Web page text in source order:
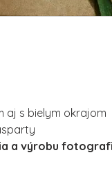
aj s bielym okrajom
a výrobu